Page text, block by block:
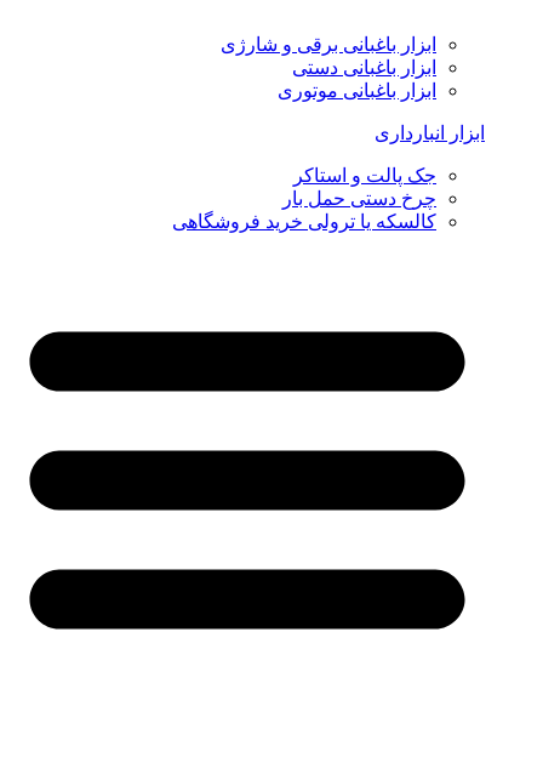
ابزار باغبانی برقی و شارژی
ابزار باغبانی دستی
ابزار باغبانی موتوری
ابزار انبارداری
جک پالت و استاکر
چرخ دستی حمل بار
کالسکه یا ترولی خرید فروشگاهی